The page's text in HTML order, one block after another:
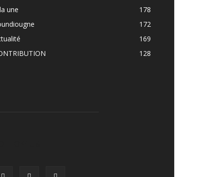
une
178
172
169
128